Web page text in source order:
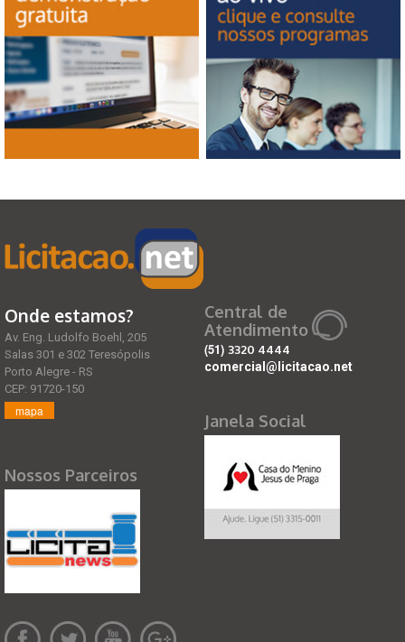
Onde estamos?
Av. Eng. Ludolfo Boehl, 205
Salas 301 e 302 Teresópolis
Porto Alegre - RS
CEP: 91720-150
mapa
Nossos Parceiros
Central de
Atendimento
(51) 3320 4444
comercial@licitacao.net
Janela Social